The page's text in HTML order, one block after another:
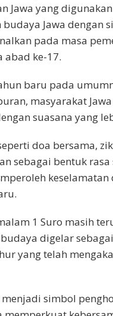
Jawa yang
Jawa dengan
pada masa
abad ke-17.
baru pada
masyarakat
suasana yang
doa bersama,
sebagai bentuk
keselamatan
1 Suro masih
digelar
yang telah
simbol